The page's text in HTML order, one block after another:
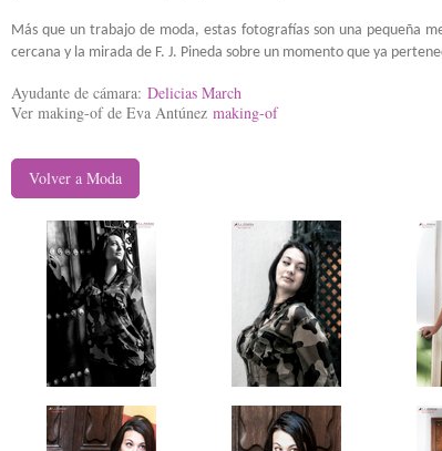
Más que un trabajo de moda, estas fotografías son una pequeña
cercana y la mirada de F. J. Pineda sobre un momento que ya
Ayudante de cámara: Delicias March
Ver making-of de Eva Antúnez making-of
Volver a Moda